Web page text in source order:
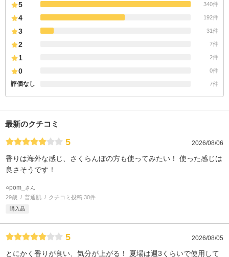
5 340件
4 192件
3 31件
2 7件
1 2件
0 0件
評価なし 7件
最新のクチコミ
5 2026/08/06
香りは海外な感じ、さくらんぼの方も使ってみたい！ 使った感じは
良さそうです！
○pom_ さん
29歳 普通肌 クチコミ投稿 30件
購入品
5 2026/08/05
とにかく香りが良い、気分が上がる！ 夏場は週3くらいで使用して